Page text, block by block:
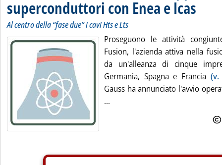
superconduttori con Enea e Icas
Al centro della “fase due” i cavi Hts e Lts
Proseguono le attività
Fusion, l'azienda attiva nella
da un'alleanza di cinque
Germania, Spagna e Francia
Gauss ha annunciato l'avvio
...